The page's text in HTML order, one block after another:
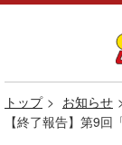
トップ
お知らせ
【終了報告】第9